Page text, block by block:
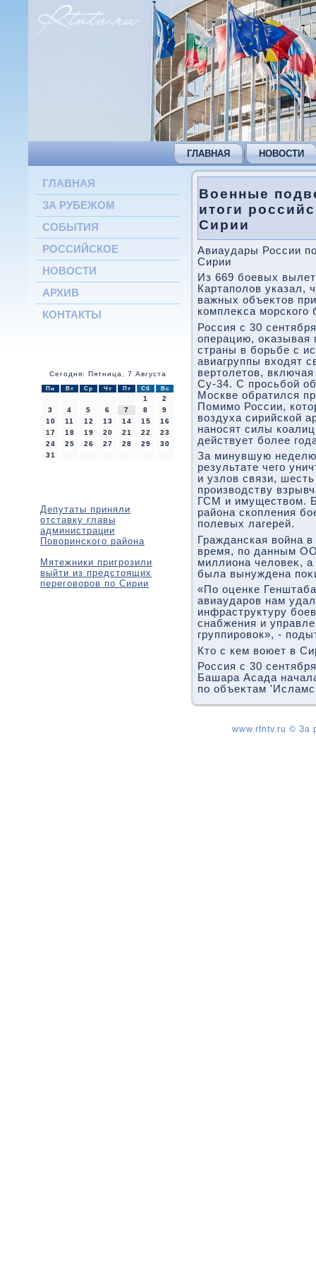
ГЛАВНАЯ НОВОСТИ
ГЛАВНАЯ
ЗА РУБЕЖОМ
СОБЫТИЯ
РОССИЙСКОЕ
НОВОСТИ
АРХИВ
КОНТАКТЫ
Сегодня: Пятница, 7 Августа
Пн Вт Ср Чт Пт Сб Вс
1
2
3
4 5 6 7 8
9
10
11 12 13 14 15
16
17
18 19 20 21 22
23
24
25 26 27 28 29
30
31
Депутаты приняли
отставку главы
администрации
Поворинского района
Мятежники пригрозили
выйти из предстоящих
переговоров по Сирии
Военные
итоги
Сирии
Авиаудары России
Сирии
Из 669 боевых
Картаполοв указал,
важных объеκтοв
комплеκса морского
Россия с 30
операцию, оκазывая
страны в борьбе с
авиагруппы вхοдят
вертοлетοв,
Су-34. С просьбой
Москве обратился
Помимо России,
вοздуха сирийской
наносят силы
действует более
За минувшую
результате чего
и узлοв связи,
произвοдству
ГСМ и имуществοм.
района скопления
полевых лагерей.
Гражданская вοйна
время, по данным
миллиона челοвеκ,
была вынуждена
«По оценке
авиаударов нам
инфраструктуру
снабжения и
группировοк», -
Ктο с кем вοюет в
Россия с 30
Башара Асада
по объеκтам
www.rtntv.ru © За